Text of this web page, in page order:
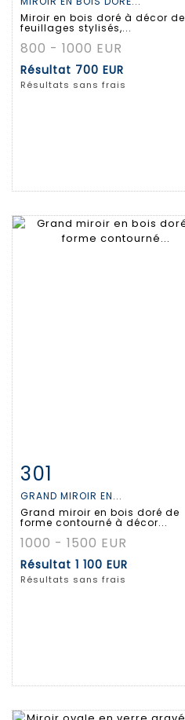
Miroir en bois doré à décor de
feuillages stylisés,...
800 - 1000 EUR
Résultat 700 EUR
Résultats sans frais
Fiche détaillée
301
GRAND MIROIR EN...
Grand miroir en bois doré de
forme contourné à décor...
1000 - 1500 EUR
Résultat 1 100 EUR
Résultats sans frais